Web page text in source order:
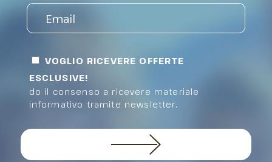
VOGLIO RICEVERE OFFERTE
ESCLUSIVE!
do il consenso a ricevere materiale
informativo tramite newsletter.